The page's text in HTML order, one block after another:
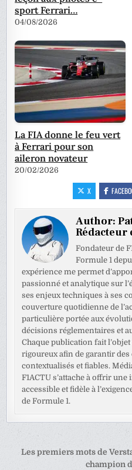
sport Ferrari…
04/08/2026
La FIA donne le feu vert
à Ferrari pour son
aileron novateur
20/02/2026
X
Author:
Rédacteur
Fondateur de
Formule 1
expérience me permet
passionné et analytique sur
ses enjeux techniques à ses
couverture quotidienne de
particulière portée aux
décisions réglementaires et
Chaque publication fait
rigoureux afin de garantir
contextualisés et fiables.
F1ACTU s’attache à offrir
accessible et fidèle à
de Formule 1.
Navigation
Les premiers mots de
champion